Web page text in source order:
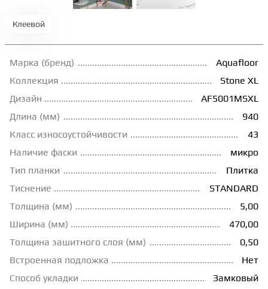
ПЛИНТУС
КЛЕЙ
НАЛИВНОЙ ПОЛ
ТЕРМОПАРКЕТ
Клеевой
Марка (бренд)
Aquafloor
Коллекция
Stone XL
Дизайн
AF5001MSXL
Длина (мм)
940
Класс износоустойчивости
43
Наличие фаски
микро
Тип планки
Плитка
Тиснение
STANDARD
Толщина (мм)
5,00
Ширина (мм)
470,00
Толщина зашитного слоя (мм)
0,50
Встроенная подложка
Нет
Способ укладки
Замковый